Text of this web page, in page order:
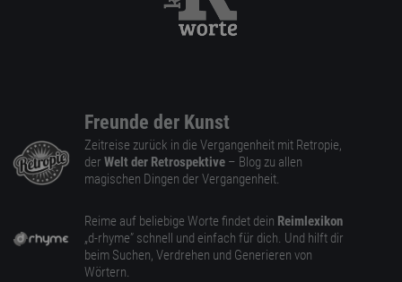
Freunde der Kunst
Zeitreise zurück in die Vergangenheit mit Retropie,
der Welt der Retrospektive – Blog zu allen
magischen Dingen der Vergangenheit.
Reime auf beliebige Worte findet dein Reimlexikon
„d-rhyme” schnell und einfach für dich. Und hilft dir
beim Suchen, Verdrehen und Generieren von
Wörtern.